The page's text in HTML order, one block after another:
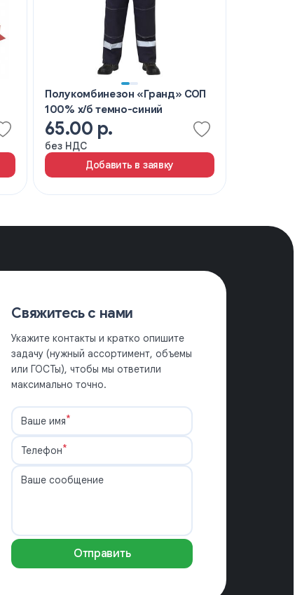
Полукомбинезон «Гранд» СОП
100% х/б темно-синий
65.00 р.
без НДС
Добавить в заявку
Свяжитесь с нами
Укажите контакты и кратко опишите
задачу (нужный ассортимент, объемы
или ГОСТы), чтобы мы ответили
максимально точно.
Ваше имя*
Телефон*
Ваше сообщение
Отправить